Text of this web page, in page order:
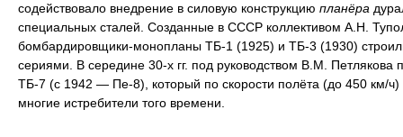
содействовало внедрение в силовую конструкцию планёра
специальных сталей. Созданные в СССР коллективом А.Н.
бомбардировщики-монопланы ТБ-1 (1925) и ТБ-3 (1930)
сериями. В середине 30-х гг. под руководством В.М. Петлякова
ТБ-7 (с 1942 — Пе-8), который по скорости полёта (до 450 км/ч)
многие истребители того времени.